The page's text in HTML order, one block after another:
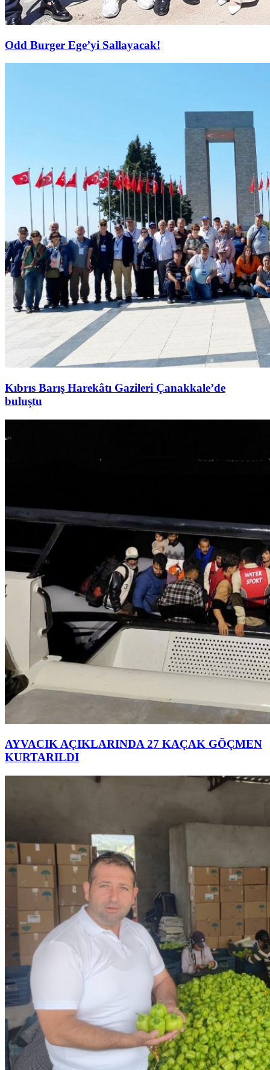
Odd Burger Ege’yi Sallayacak!
Kıbrıs Barış Harekâtı Gazileri Çanakkale’de
buluştu
AYVACIK AÇIKLARINDA 27 KAÇAK GÖÇMEN
KURTARILDI